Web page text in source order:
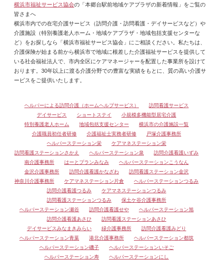
横浜市福祉サービス協会の「本郷台駅前地域ケアプラザの新着情報」をご覧の
皆さまへ
横浜市内での在宅介護サービス（訪問介護・訪問看護・デイサービスなど）や
介護施設（特別養護老人ホーム・地域ケアプラザ・地域包括支援センターな
ど）をお探しなら「横浜市福祉サービス協会」にご相談ください。私たちは、
介護保険が始まる前から横浜市で地域に根差した介護福祉サービスを提供して
いる社会福祉法人で、市内全区にケアマネージャーを配置した事業所を設けて
おります。30年以上に渡る介護分野での豊富な実績をもとに、質の高い介護サ
ービスをご提供いたします。
ヘルパーによる訪問介護（ホームヘルプサービス）
訪問看護サービス
デイサービス
ショートステイ
小規模多機能型居宅介護
特別養護老人ホーム
地域包括支援センター
横浜市の介護施設一覧
介護職員初任者研修
介護福祉士実務者研修
戸塚介護事務所
ヘルパーステーション栄
ケアマネステーション栄
訪問看護ステーションさかえ
ヘルパーステーション泉
訪問介護看護いずみ
南介護事務所
はーとプランみなみ
ヘルパーステーションこうなん
金沢介護事務所
訪問介護看護かなざわ
訪問看護ステーション金沢
神奈川介護事務所
ケアマネステーション片倉
ヘルパーステーションつるみ
訪問介護看護つるみ
ケアマネステーションつるみ
訪問看護ステーションつるみ
保土ケ谷介護事務所
ヘルパーステーション瀬谷
訪問介護看護せや
ヘルパーステーション旭
訪問介護看護あさひ
訪問看護ステーションあさひ
デイサービスみなまきみらい
緑介護事務所
訪問介護看護みどり
ヘルパーステーション青葉
港北介護事務所
ヘルパーステーション都筑
ヘルパーステーション磯子
ヘルパーステーションいそご
ヘルパーステーション寿
ヘルパーステーションにし